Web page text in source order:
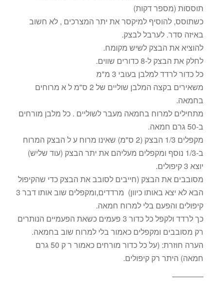
תוססות (מספר דקות)
כשתוסס, להוסיף למיקסר את יתר המצרכים , לא חשוב
באיזה סדר. לערבל לבצק.
להוציא את הבצק לשיש מקומח.
לחלק את הבצק ל-8 כדורים שווים.
כל כדור לרדד למלבן בעובי 3 מ"מ
משאירים בקצה המלבן שוליים של 2 ס"מ ל א מרוחים
בחמאה.
מתחילים למרוח בחמאה מעבר לשוליים . כל מלבן מורחים
ב-50 גרם חמאה.
מקפלים 1/3 הבצק (2 ס"מ) שאינו מרוח ע ל הבצק המרוח
ב-1/3 נוסף ומקפלים מעליהם את יתר הבצק (עוד שליש)
יוצא 3 קיפולים.
מסובבים את הבצק (חייבים לסובב את הבצק כדי שהקיפול
הבא לא יצא באותו כיוון) מרדדים,ומקפלים שוב אותו דבר 3
קיפולים והפעם בלי למרוח חמאה.
כך לרדד ולקפל כל כדור 3 פעמים כשאת הפעמיים הנותרים
רק מסובבים ומקפלים כאמור בלי למרוח שוב בחמאה.
הערה חוזרת: (על כל כדור מורחים כאמור ר ק 50 גרם
חמאה) היתר רק קיפולים.
————